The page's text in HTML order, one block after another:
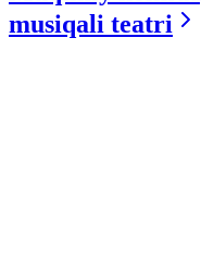
musiqali teatri